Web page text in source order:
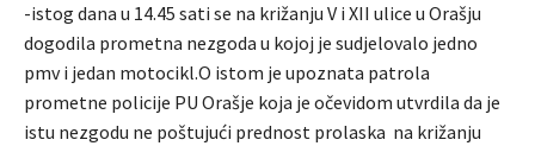
-istog dana u 14.45 sati se na križanju V i XII ulice u Orašju
dogodila prometna nezgoda u kojoj je sudjelovalo jedno
pmv i jedan motocikl.O istom je upoznata patrola
prometne policije PU Orašje koja je očevidom utvrdila da je
istu nezgodu ne poštujući prednost prolaska na križanju